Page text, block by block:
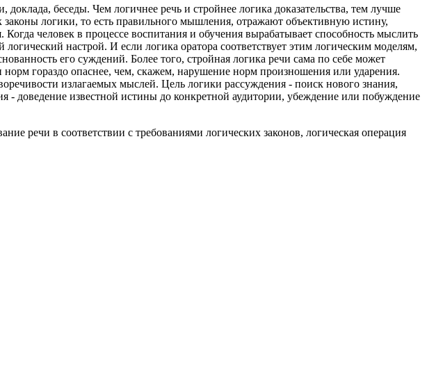
беседы. Чем логичнее речь и стройнее логика доказательства, тем лучше
законы логики, то есть правильного мышления, отражают объективную истину,
человек в процессе воспитания и обучения вырабатывает способность мыслить
логический настрой. И если логика оратора соответствует этим логическим моделям,
его суждений. Более того, стройная логика речи сама по себе может
гораздо опаснее, чем, скажем, нарушение норм произношения или ударения.
излагаемых мыслей. Цель логики рассуждения - поиск нового знания,
- доведение известной истины до конкретной аудитории, убеждение или побуждение
речи в соответствии с требованиями логических законов, логическая операция